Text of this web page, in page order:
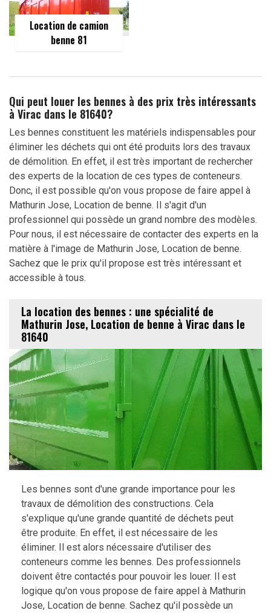
Location de camion
benne 81
Qui peut louer les bennes à des prix très intéressants
à Virac dans le 81640?
Les bennes constituent les matériels indispensables pour
éliminer les déchets qui ont été produits lors des travaux
de démolition. En effet, il est très important de rechercher
des experts de la location de ces types de conteneurs.
Donc, il est possible qu'on vous propose de faire appel à
Mathurin Jose, Location de benne. Il s'agit d'un
professionnel qui possède un grand nombre des modèles.
Pour nous, il est nécessaire de contacter des experts en la
matière à l'image de Mathurin Jose, Location de benne.
Sachez que le prix qu'il propose est très intéressant et
accessible à tous.
La location des bennes : une spécialité de
Mathurin Jose, Location de benne à Virac dans le
81640
Les bennes sont d'une grande importance pour les
travaux de démolition des constructions. Cela
s'explique qu'une grande quantité de déchets peut
être produite. En effet, il est nécessaire de les
éliminer. Il est alors nécessaire d'utiliser des
conteneurs comme les bennes. Des professionnels
doivent être contactés pour pouvoir les louer. Il est
logique qu'on vous propose de faire appel à Mathurin
Jose, Location de benne. Sachez qu'il possède un